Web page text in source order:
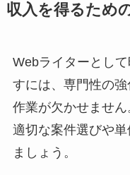
収入を得るため
Webライターとし
すには、専門性の
作業が欠かせません
適切な案件選びや
ましょう。